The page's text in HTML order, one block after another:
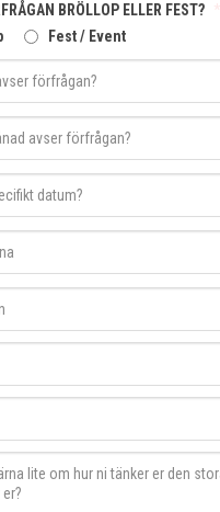
BRÖLLOP ELLER FEST?
Fest / Event